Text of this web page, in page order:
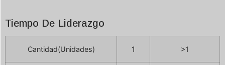
Tiempo De Liderazgo
Cantidad(Unidades) 1 >1